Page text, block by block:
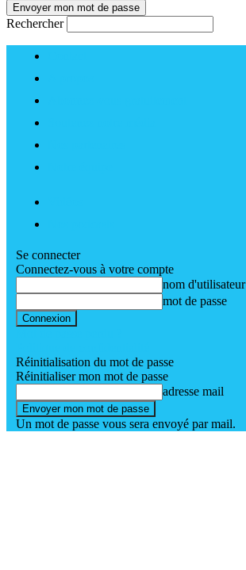
Rechercher
Se connecter
Connectez-vous à votre compte
nom d'utilisateur
mot de passe
Réinitialisation du mot de passe
Réinitialiser mon mot de passe
adresse mail
Un mot de passe vous sera envoyé par mail.